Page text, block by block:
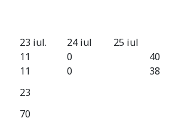
23 iul. 24 iul
25 iul
11 0
40
11 0
38
23
70